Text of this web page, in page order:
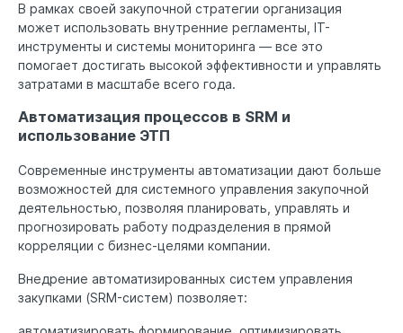
В рамках своей закупочной стратегии организация
может использовать внутренние регламенты, IT-
инструменты и системы мониторинга — все это
помогает достигать высокой эффективности и управлять
затратами в масштабе всего года.
Автоматизация процессов в SRM и
использование ЭТП
Современные инструменты автоматизации дают больше
возможностей для системного управления закупочной
деятельностью, позволяя планировать, управлять и
прогнозировать работу подразделения в прямой
корреляции с бизнес-целями компании.
Внедрение автоматизированных систем управления
закупками (SRM-систем) позволяет: